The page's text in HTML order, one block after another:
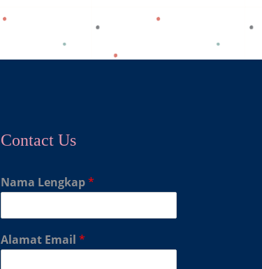
Contact Us
Nama Lengkap*
Alamat Email *